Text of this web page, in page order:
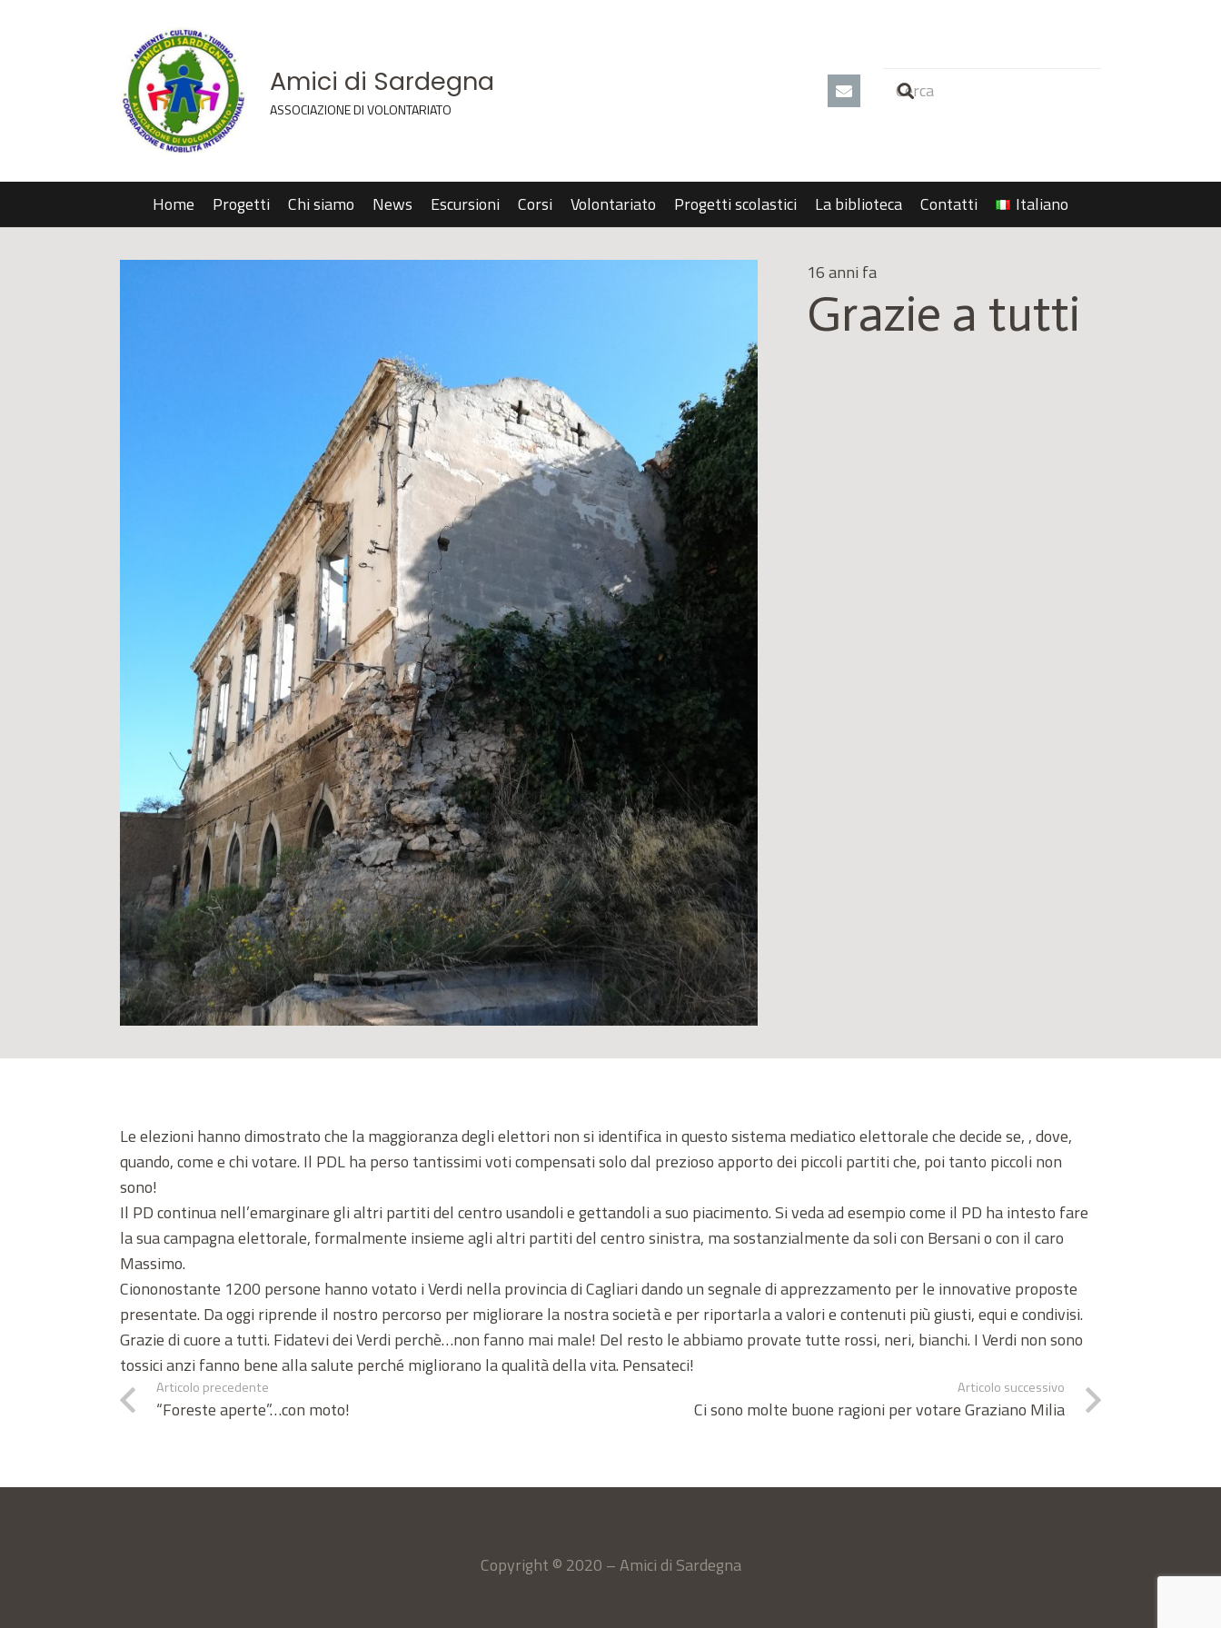
Amici di Sardegna
ASSOCIAZIONE DI VOLONTARIATO
Home Progetti Chi siamo News Escursioni Corsi Volontariato Progetti scolastici La biblioteca Contatti Italiano
16 anni fa
Grazie a tutti
Le elezioni hanno dimostrato che la maggioranza degli elettori non si identifica in questo sistema mediatico elettorale che decide se, , dove,
quando, come e chi votare. Il PDL ha perso tantissimi voti compensati solo dal prezioso apporto dei piccoli partiti che, poi tanto piccoli non
sono!
Il PD continua nell’emarginare gli altri partiti del centro usandoli e gettandoli a suo piacimento. Si veda ad esempio come il PD ha intesto fare
la sua campagna elettorale, formalmente insieme agli altri partiti del centro sinistra, ma sostanzialmente da soli con Bersani o con il caro
Massimo.
Ciononostante 1200 persone hanno votato i Verdi nella provincia di Cagliari dando un segnale di apprezzamento per le innovative proposte
presentate. Da oggi riprende il nostro percorso per migliorare la nostra società e per riportarla a valori e contenuti più giusti, equi e condivisi.
Grazie di cuore a tutti. Fidatevi dei Verdi perchè…non fanno mai male! Del resto le abbiamo provate tutte rossi, neri, bianchi. I Verdi non sono
tossici anzi fanno bene alla salute perché migliorano la qualità della vita. Pensateci!
Articolo precedente
“Foreste aperte”…con moto!
Articolo successivo
Ci sono molte buone ragioni per votare Graziano Milia
Copyright © 2020 – Amici di Sardegna